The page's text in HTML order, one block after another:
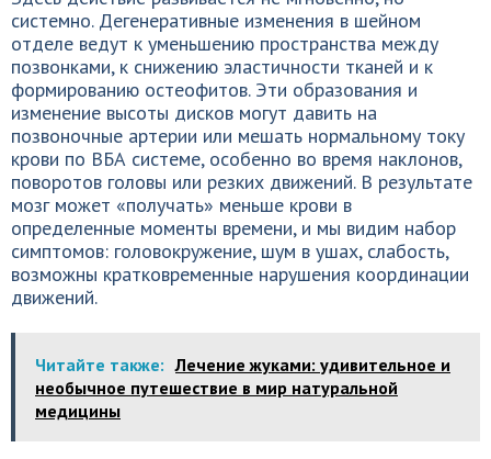
системно. Дегенеративные изменения в шейном
отделе ведут к уменьшению пространства между
позвонками, к снижению эластичности тканей и к
формированию остеофитов. Эти образования и
изменение высоты дисков могут давить на
позвоночные артерии или мешать нормальному току
крови по ВБА системе, особенно во время наклонов,
поворотов головы или резких движений. В результате
мозг может «получать» меньше крови в
определенные моменты времени, и мы видим набор
симптомов: головокружение, шум в ушах, слабость,
возможны кратковременные нарушения координации
движений.
Читайте также: Лечение жуками: удивительное и
необычное путешествие в мир натуральной
медицины